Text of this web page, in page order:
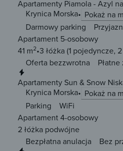
Apartamenty Piamola - Azyl
Krynica Morska
Pokaż na
Darmowy parking
Apartament 5-osobowy
41 m2 3 łóżka(1 pojedyncze,
Oferta bezzwrotna
Apartamenty Sun & Snow
Krynica Morska
Pokaż na
Parking
WiFi
Apartament 4-osobowy
2 łóżka podwójne
Bezpłatna anulacja
Bez